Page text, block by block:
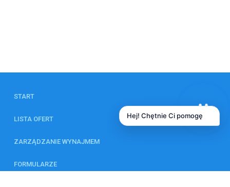
START
LISTA OFERT
ZARZĄDZANIE WYNAJMEM
FORMULARZE
Hej! Chętnie Ci pomogę